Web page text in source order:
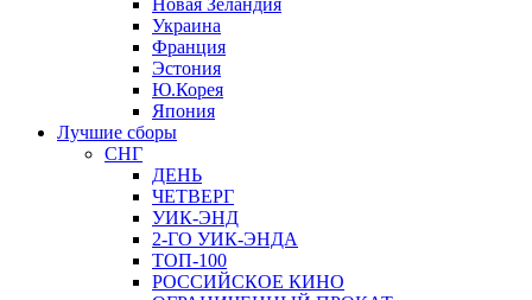
Новая Зеландия
Украина
Франция
Эстония
Ю.Корея
Япония
Лучшие сборы
СНГ
ДЕНЬ
ЧЕТВЕРГ
УИК-ЭНД
2-ГО УИК-ЭНДА
ТОП-100
РОССИЙСКОЕ КИНО